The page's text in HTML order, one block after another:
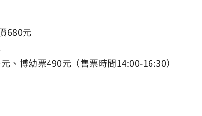
680元
、博幼票490元（售票時間14:00-16:30）